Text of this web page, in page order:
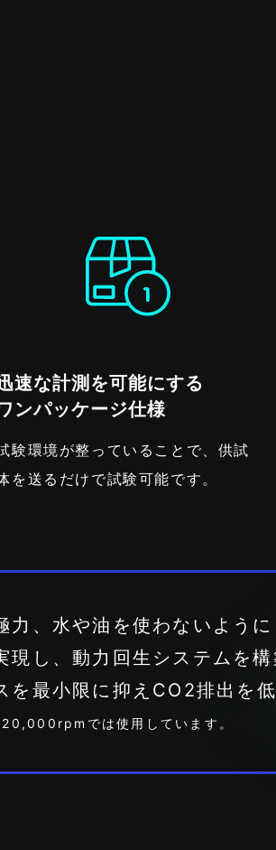
速な計測を可能にする
ンパッケージ仕様
験環境が整っていることで、供試
を送るだけで試験可能です。
力、水や油を使わないよう
現し、動力回生システムを
を最小限に抑えCO2排出を低
では使用しています。